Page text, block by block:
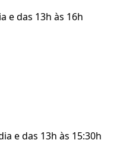
e das 13h às 16h
e das 13h às 15:30h